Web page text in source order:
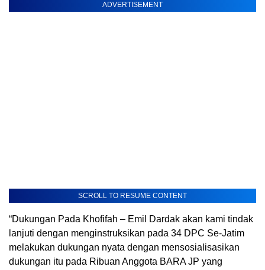
ADVERTISEMENT
SCROLL TO RESUME CONTENT
“Dukungan Pada Khofifah – Emil Dardak akan kami tindak
lanjuti dengan menginstruksikan pada 34 DPC Se-Jatim
melakukan dukungan nyata dengan mensosialisasikan
dukungan itu pada Ribuan Anggota BARA JP yang